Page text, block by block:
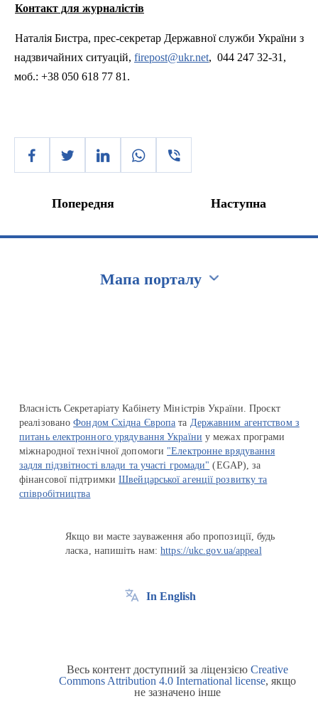
Контакт для журналістів
Наталія Бистра, прес-секретар Державної служби України з
надзвичайних ситуацій, firepost@ukr.net, 044 247 32-31,
моб.: +38 050 618 77 81.
Попередня Наступна
Мапа порталу
Власність Секретаріату Кабінету Міністрів України. Проєкт
реалізованоФондом Східна Європа та Державним агентством з
питань електронного урядування України у межах програми
міжнародної технічної допомоги "Електронне врядування
задля підзвітності влади та участі громади" (EGAP), за
фінансової підтримкиШвейцарської агенції розвитку та
співробітництва
Якщо ви маєте зауваження або пропозиції, будь
ласка, напишіть нам:https://ukc.gov.ua/appeal
In English
Весь контент доступний за ліцензією Creative
Commons Attribution 4.0 International license, якщо
не зазначено інше